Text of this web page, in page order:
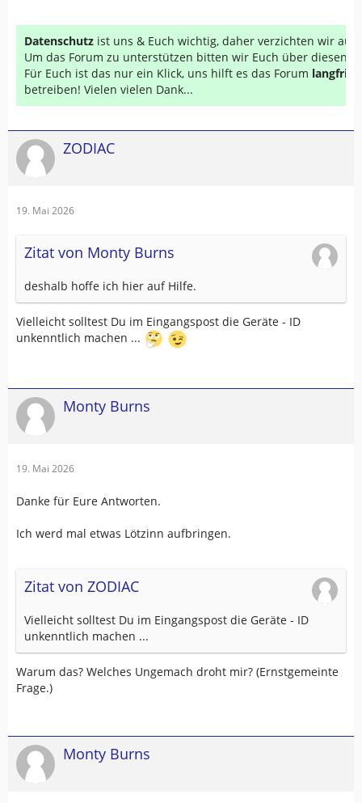
Datenschutz ist uns & Euch wichtig, daher verzichten wir auf
Um das Forum zu unterstützen bitten wir Euch über diesen
Für Euch ist das nur ein Klick, uns hilft es das Forum
betreiben! Vielen vielen Dank...
ZODIAC
19. Mai 2026
Zitat von Monty Burns
deshalb hoffe ich hier auf Hilfe.
Vielleicht solltest Du im Eingangspost die Geräte - ID
unkenntlich machen ...
Monty Burns
19. Mai 2026
Danke für Eure Antworten.
Ich werd mal etwas Lötzinn aufbringen.
Zitat von ZODIAC
Vielleicht solltest Du im Eingangspost die Geräte - ID
unkenntlich machen ...
Warum das? Welches Ungemach droht mir? (Ernstgemeinte
Frage.)
Monty Burns